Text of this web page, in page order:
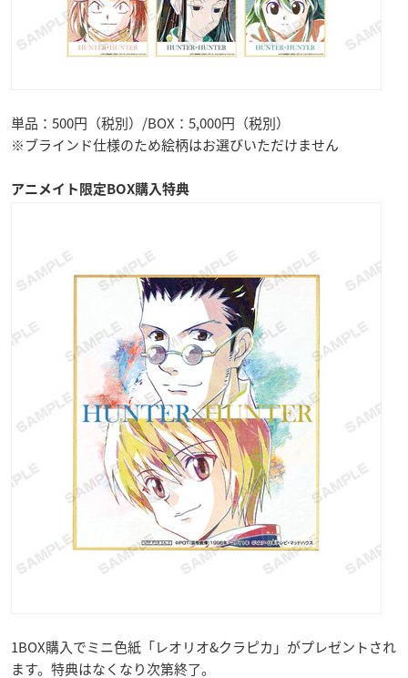
単品：500円（税別）/BOX：5,000円（税別）
※ブラインド仕様のため絵柄はお選びいただけません
アニメイト限定BOX購入特典
1BOX購入でミニ色紙「レオリオ&クラピカ」がプレゼントされ
ます。特典はなくなり次第終了。